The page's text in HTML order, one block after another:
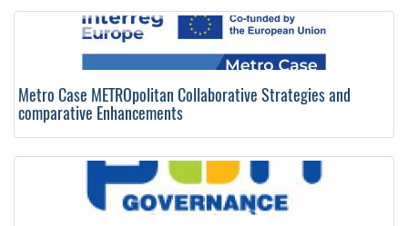
Metro Case METROpolitan Collaborative Strategies and
comparative Enhancements